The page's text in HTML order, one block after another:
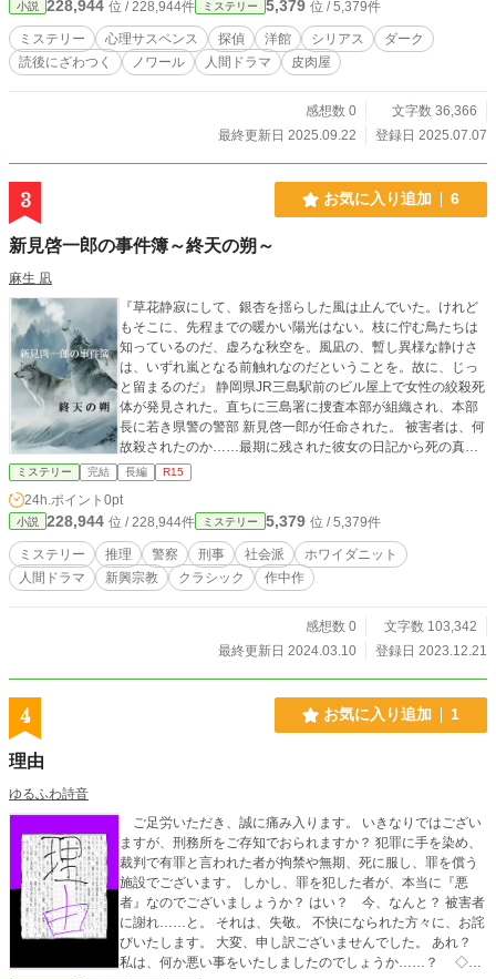
小説 228,944 位 / 228,944件 ミステリー 5,379 位 / 5,379件
ミステリー 心理サスペンス 探偵 洋館 シリアス
ダーク
読後にざわつく
ノワール 人間ドラマ 皮肉屋
感想数 0
文字数 36,366
最終更新日 2025.09.22
登録日 2025.07.07
3 お気に入り追加 6
新見啓一郎の事件簿～終天の朔～
麻生 凪
『草花静寂にして、銀杏を揺らした風は止んでいた。けれど
もそこに、先程までの暖かい陽光はない。枝に佇む鳥たちは
知っているのだ、虚ろな秋空を。風凪の、暫し異様な静けさ
は、いずれ嵐となる前触れなのだということを。故に、じっ
と留まるのだ』 静岡県JR三島駅前のビル屋上で女性の絞殺死
体が発見された。直ちに三島署に捜査本部が組織され、本部
長に若き県警の警部 新見啓一郎が任命された。 被害者は、何
故殺されたのか……最期に残された彼女の日記から死の真相
が明らかになって行く。そこには、惻隠の情が読みとれた。
「警察官の正義とは何か、それは被害者の無念を晴らすこと
だ」 新見の脳内を、自身の言葉が駆け巡る…… 『真由理』と
の静かな対話の中で、新見啓一郎の推理が始まった。 新見啓
一郎を中心に、登場人物それぞれの個性と、情景描写、心情
描写を大切にしたヒューマンドラマ、ホワイダニットミステ
リーを描いています。 描写の中に、伏線を多数張り巡らせて
麻生 真由理…… 文学部出身で、市立図書館の受付をしながら
小説家を志していた彼女の洞察と聡明さに、憧れ以上の感情
ともいえる刹那を、平明に捉えることが出来るようになる。
ミステリー 完結 長編 R15
24h.ポイント 0pt
小説 228,944 位 / 228,944件 ミステリー 5,379 位 / 5,379件
ミステリー 推理 警察 刑事 社会派
ホワイダニット
人間ドラマ
新興宗教 クラシック 作中作
感想数 0
文字数 103,342
最終更新日 2024.03.10
登録日 2023.12.21
4 お気に入り追加 1
理由
ゆるふわ詩音
ご足労いただき、誠に痛み入ります。 いきなりではござい
ますが、刑務所をご存知でおられますか？ 犯罪に手を染め、
裁判で有罪と言われた者が拘禁や無期、死に服し、罪を償う
施設でございます。 しかし、罪を犯した者が、本当に『悪
者』なのでございましょうか？ はい？ 今、なんと？ 被害者
に謝れ……と。 それは、失敬。 不快になられた方々に、お詫
びいたします。 大変、申し訳ございませんでした。 あれ？
私は、何か悪い事をいたしましたのでしょうか……？ ◇◇